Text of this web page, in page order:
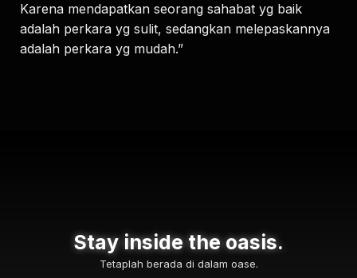
Karena mendapatkan seorang sahabat yg baik
adalah perkara yg sulit, sedangkan melepaskannya
adalah perkara yg mudah.”
Stay inside the oasis.
Tetaplah berada di dalam oase.